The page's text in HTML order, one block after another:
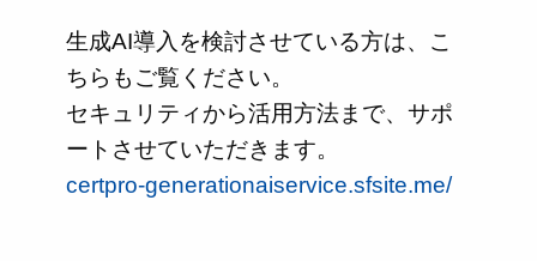
生成AI導入を検討させている方は、こ
ちらもご覧ください。
セキュリティから活用方法まで、サポ
ートさせていただきます。
certpro-generationaiservice.sfsite.me/